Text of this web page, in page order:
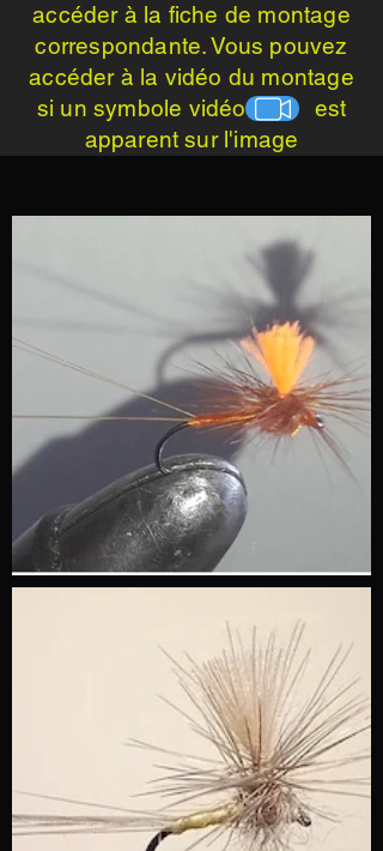
accéder à la fiche de montage
correspondante. Vous pouvez
accéder à la vidéo du montage
si un symbole vidéo est
apparent sur l'image